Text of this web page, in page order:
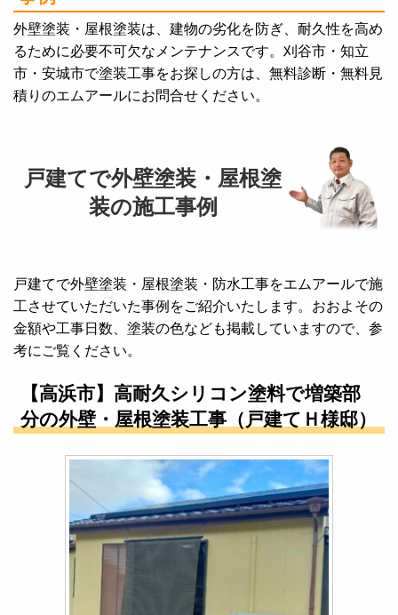
外壁塗装・屋根塗装は、建物の劣化を防ぎ、耐久性を高め
るために必要不可欠なメンテナンスです。刈谷市・知立
市・安城市で塗装工事をお探しの方は、無料診断・無料見
積りのエムアールにお問合せください。
戸建てで外壁塗装・屋根塗
装の施工事例
戸建てで外壁塗装・屋根塗装・防水工事をエムアールで施
工させていただいた事例をご紹介いたします。おおよその
金額や工事日数、塗装の色なども掲載していますので、参
考にご覧ください。
【高浜市】高耐久シリコン塗料で増築部
分の外壁・屋根塗装工事（戸建てＨ様邸）